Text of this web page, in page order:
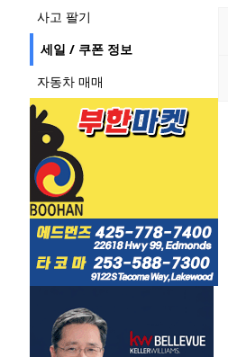
사고 팔기
세일 / 쿠폰 정보
자동차 매매